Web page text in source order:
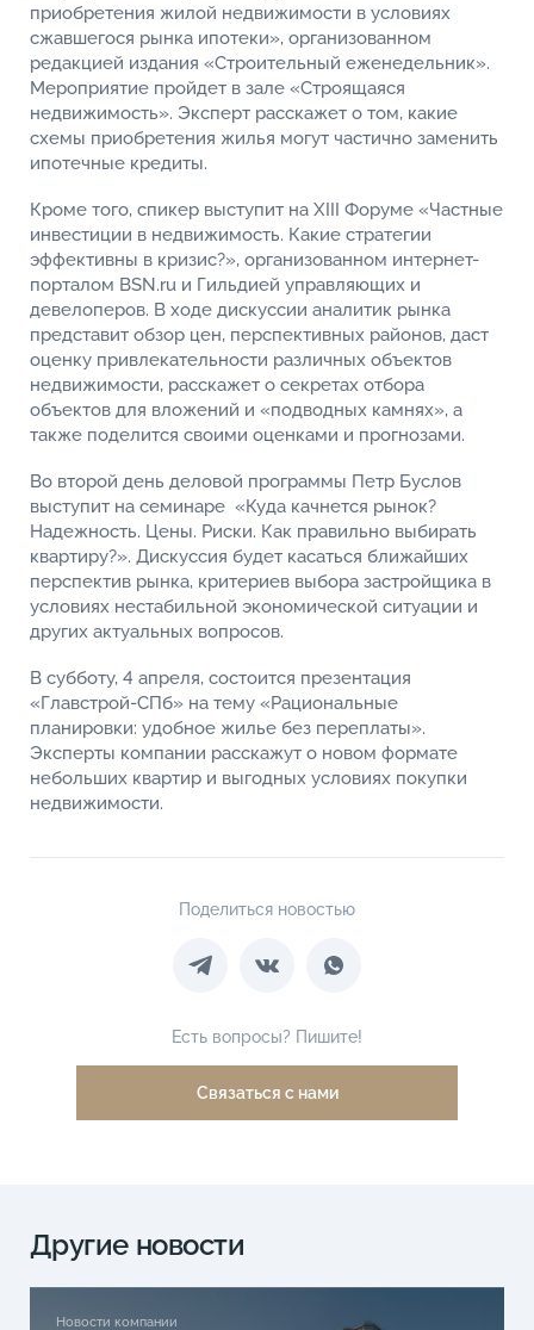
приобретения жилой недвижимости в условиях
сжавшегося рынка ипотеки», организованном
редакцией издания «Строительный еженедельник».
Мероприятие пройдет в зале «Строящаяся
недвижимость». Эксперт расскажет о том, какие
схемы приобретения жилья могут частично заменить
ипотечные кредиты.
Кроме того, спикер выступит на XIII Форуме «Частные
инвестиции в недвижимость. Какие стратегии
эффективны в кризис?», организованном интернет-
порталом BSN.ru и Гильдией управляющих и
девелоперов. В ходе дискуссии аналитик рынка
представит обзор цен, перспективных районов, даст
оценку привлекательности различных объектов
недвижимости, расскажет о секретах отбора
объектов для вложений и «подводных камнях», а
также поделится своими оценками и прогнозами.
Во второй день деловой программы Петр Буслов
выступит на семинаре «Куда качнется рынок?
Надежность. Цены. Риски. Как правильно выбирать
квартиру?». Дискуссия будет касаться ближайших
перспектив рынка, критериев выбора застройщика в
условиях нестабильной экономической ситуации и
других актуальных вопросов.
В субботу, 4 апреля, состоится презентация
«Главстрой-СПб» на тему «Рациональные
планировки: удобное жилье без переплаты».
Эксперты компании расскажут о новом формате
небольших квартир и выгодных условиях покупки
недвижимости.
Поделиться новостью
Есть вопросы? Пишите!
Связаться с нами
Другие новости
Новости компании